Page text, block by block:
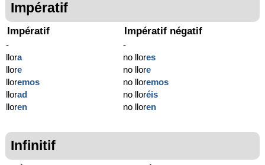
Impératif
Impératif
-
llora
llore
lloremos
llorad
lloren
Impératif négatif
-
no llores
no llore
no lloremos
no lloréis
no lloren
Infinitif